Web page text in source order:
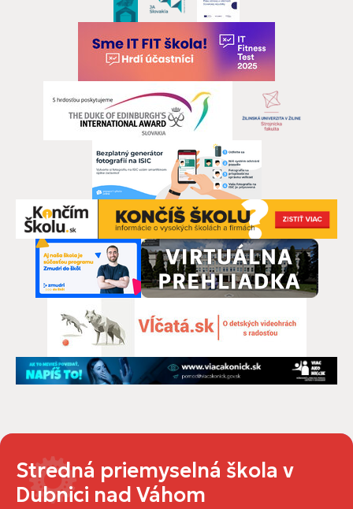
Stredná priemyselná škola v
Dubnici nad Váhom